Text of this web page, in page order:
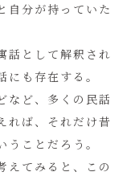
自分が持っていた
話として解釈され
も存在する。
など、多くの民話
れば、それだけ昔
ことだろう。
えてみると、この